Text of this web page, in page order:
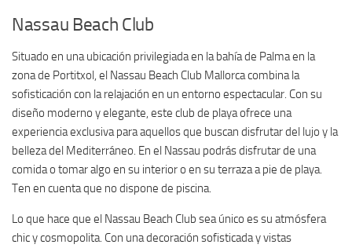
Nassau Beach Club
Situado en una ubicación privilegiada en la bahía de Palma en la
zona de Portitxol, el Nassau Beach Club Mallorca combina la
sofisticación con la relajación en un entorno espectacular. Con su
diseño moderno y elegante, este club de playa ofrece una
experiencia exclusiva para aquellos que buscan disfrutar del lujo y la
belleza del Mediterráneo. En el Nassau podrás disfrutar de una
comida o tomar algo en su interior o en su terraza a pie de playa.
Ten en cuenta que no dispone de piscina.
Lo que hace que el Nassau Beach Club sea único es su atmósfera
chic y cosmopolita. Con una decoración sofisticada y vistas